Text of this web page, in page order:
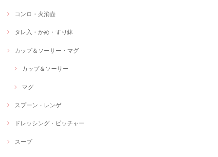
コンロ・火消壺
タレ入・かめ・すり鉢
カップ＆ソーサー・マグ
カップ＆ソーサー
マグ
スプーン・レンゲ
ドレッシング・ピッチャー
スープ